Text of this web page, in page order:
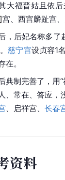
大福晋姑且依
]宫、西宫麟趾宫
，后妃名称多了
慈宁宫设贞容1
在。
典制完善了，用
、常在、答应，
、启祥宫、 长春
资料